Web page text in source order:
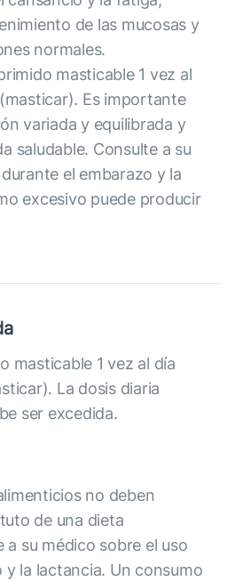
de las mucosas y
normales.
masticable 1 vez al
Es importante
variada y equilibrada y
saludable. Consulte a su
el embarazo y la
excesivo puede producir
masticable 1 vez al día
La dosis diaria
ser excedida.
no deben
de una dieta
a su médico sobre el uso
y la lactancia. Un consumo